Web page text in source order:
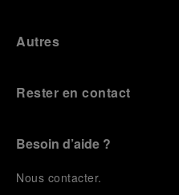
Autres
Rester en contact
Besoin d’aide ?
Nous contacter.